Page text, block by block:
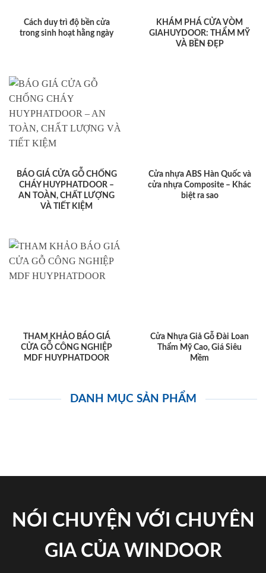
Cách duy trì độ bền cửa
trong sinh hoạt hằng ngày
KHÁM PHÁ CỬA VÒM
GIAHUYDOOR: THẨM MỸ
VÀ BỀN ĐẸP
BÁO GIÁ CỬA GỖ CHỐNG
CHÁY HUYPHATDOOR –
AN TOÀN, CHẤT LƯỢNG
VÀ TIẾT KIỆM
Cửa nhựa ABS Hàn Quốc và
cửa nhựa Composite – Khác
biệt ra sao
THAM KHẢO BÁO GIÁ
CỬA GỖ CÔNG NGHIỆP
MDF HUYPHATDOOR
Cửa Nhựa Giả Gỗ Đài Loan
Thẩm Mỹ Cao, Giá Siêu
Mềm
DANH MỤC SẢN PHẨM
NÓI CHUYỆN VỚI CHUYÊN
GIA CỦA WINDOOR